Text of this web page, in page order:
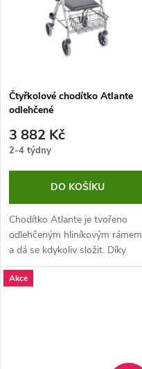
Čtyřkolové chodítko Atlante
odlehčené
3 882 Kč
2-4 týdny
DO KOŠÍKU
Chodítko Atlante je tvořeno
odlehčeným hliníkovým rámem
a dá se kdykoliv složit. Díky
tomu má nízkou hmotnost, je
skladné, a přesto nabízí bezpečí
Akce